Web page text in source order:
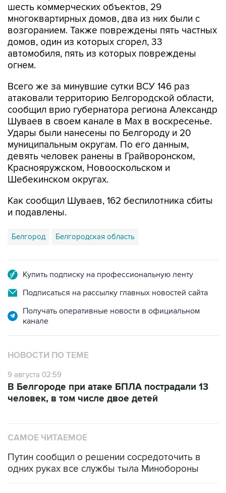
возгоранием. Также повреждены пять частных
домов, один из которых сгорел, 33
автомобиля, пять из которых повреждены
огнем.
Всего же за минувшие сутки ВСУ 146 раз
сообщил врио губернатора региона Александр
Шуваев в своем канале в Мах в воскресенье.
Удары были нанесены по Белгороду и 20
муниципальным округам. По его данным,
девять человек ранены в Грайворонском,
Краснояружском, Новооскольском и
Шебекинском округах.
Как сообщил Шуваев, 162 беспилотника сбиты
Белгород Белгородская область
Подписаться на рассылку главных новостей сайта
Получать оперативные новости в официальном
НОВОСТИ ПО ТЕМЕ
9 августа 02:59
человек, в том числе двое детей
Путин сообщил о решении сосредоточить в
ФСБ сообщила о задержании в Приморье